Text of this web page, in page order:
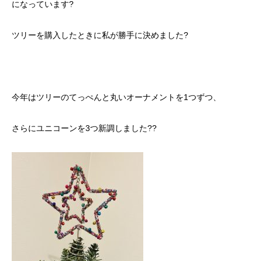
になっています?
ツリーを購入したときに私が勝手に決めました?
今年はツリーのてっぺんと丸いオーナメントを1つずつ、
さらにユニコーンを3つ新調しました??